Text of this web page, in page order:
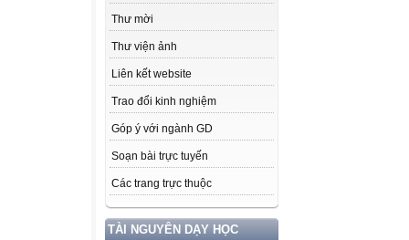
Thư mời
Thư viện ảnh
Liên kết website
Trao đổi kinh nghiệm
Góp ý với ngành GD
Soạn bài trực tuyến
Các trang trực thuộc
TÀI NGUYÊN DẠY HỌC